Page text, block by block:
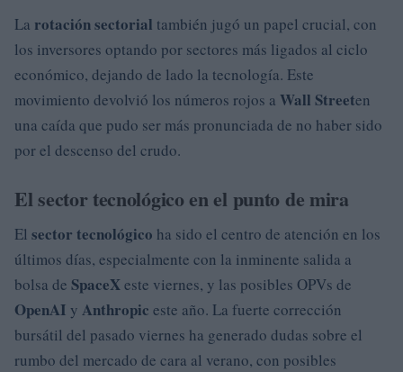
La rotación sectorial también jugó un papel crucial, con
los inversores optando por sectores más ligados al ciclo
económico, dejando de lado la tecnología. Este
movimiento devolvió los números rojos a Wall Streeten
una caída que pudo ser más pronunciada de no haber sido
por el descenso del crudo.
El sector tecnológico en el punto de mira
El sector tecnológico ha sido el centro de atención en los
últimos días, especialmente con la inminente salida a
bolsa de SpaceXeste viernes, y las posibles OPVs de
OpenAI y Anthropic este año. La fuerte corrección
bursátil del pasado viernes ha generado dudas sobre el
rumbo del mercado de cara al verano, con posibles